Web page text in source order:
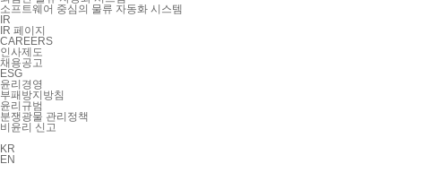
소프트웨어 중심의 물류 자동화 시스템
IR
IR 페이지
CAREERS
인사제도
채용공고
ESG
윤리경영
부패방지방침
윤리규범
분쟁광물 관리정책
비윤리 신고
KR
EN